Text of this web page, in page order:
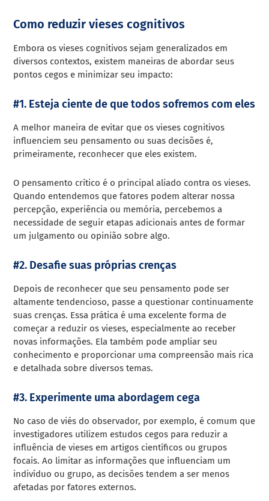
Como reduzir vieses cognitivos
Embora os vieses cognitivos sejam generalizados em
diversos contextos, existem maneiras de abordar seus
pontos cegos e minimizar seu impacto:
#1. Esteja ciente de que todos sofremos com eles
A melhor maneira de evitar que os vieses cognitivos
influenciem seu pensamento ou suas decisões é,
primeiramente, reconhecer que eles existem.
O pensamento crítico é o principal aliado contra os vieses.
Quando entendemos que fatores podem alterar nossa
percepção, experiência ou memória, percebemos a
necessidade de seguir etapas adicionais antes de formar
um julgamento ou opinião sobre algo.
#2. Desafie suas próprias crenças
Depois de reconhecer que seu pensamento pode ser
altamente tendencioso, passe a questionar continuamente
suas crenças. Essa prática é uma excelente forma de
começar a reduzir os vieses, especialmente ao receber
novas informações. Ela também pode ampliar seu
conhecimento e proporcionar uma compreensão mais rica
e detalhada sobre diversos temas.
#3. Experimente uma abordagem cega
No caso de viés do observador, por exemplo, é comum que
investigadores utilizem estudos cegos para reduzir a
influência de vieses em artigos científicos ou grupos
focais. Ao limitar as informações que influenciam um
indivíduo ou grupo, as decisões tendem a ser menos
afetadas por fatores externos.